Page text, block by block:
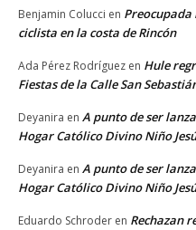
Benjamin Colucci en
ciclista en la costa de Rincón
Ada Pérez Rodríguez en Hule
Fiestas de la Calle San
Deyanira en A punto de ser
Hogar Católico Divino Niño
Deyanira en A punto de ser
Hogar Católico Divino Niño
Eduardo Schroder en Rechazan